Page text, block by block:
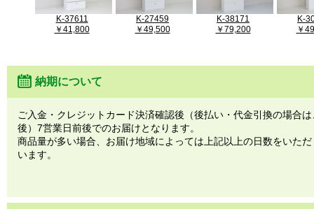
K-37611
￥41,800
K-27459
￥49,500
K-38171
￥79,200
K-
￥
納期について
ご入金・クレジットカード決済確認後（後払い・代金引換の場合
後）7営業日前後でのお届けとなります。
商品量が多い場合、お届け地域によっては上記以上の日数をいた
います。